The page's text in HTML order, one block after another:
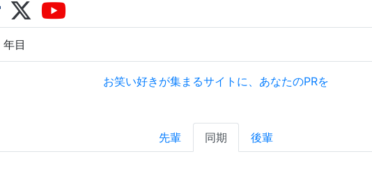
年目
お笑い好きが集まるサイトに、あなたのPRを
先輩 同期 後輩